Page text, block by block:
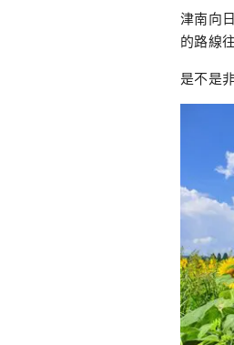
津南向
的路線
是不是